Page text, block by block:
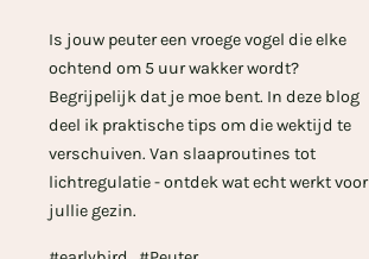
Is jouw peuter een vroege vogel die elke
ochtend om 5 uur wakker wordt?
Begrijpelijk dat je moe bent. In deze blog
deel ik praktische tips om die wektijd te
verschuiven. Van slaaproutines tot
lichtregulatie - ontdek wat echt werkt voor
jullie gezin.